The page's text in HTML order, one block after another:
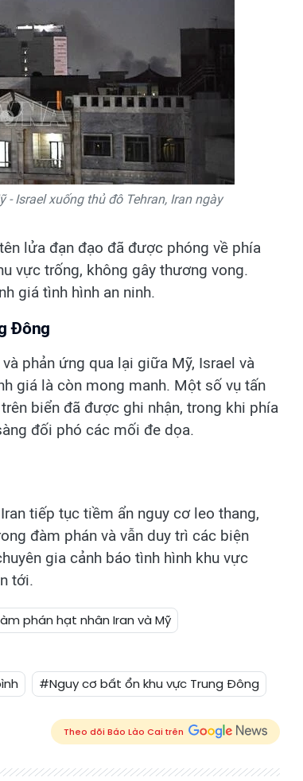
Israel xuống thủ đô Tehran, Iran ngày
lửa đạn đạo đã được phóng về phía
vực trống, không gây thương vong.
giá tình hình an ninh.
Đông
phản ứng qua lại giữa Mỹ, Israel và
giá là còn mong manh. Một số vụ tấn
biển đã được ghi nhận, trong khi phía
đối phó các mối đe dọa.
tiếp tục tiềm ẩn nguy cơ leo thang,
đàm phán và vẫn duy trì các biện
gia cảnh báo tình hình khu vực
tới.
phán hạt nhân Iran và Mỹ
#Nguy cơ bất ổn khu vực Trung Đông
Theo dõi Báo Lào Cai trên